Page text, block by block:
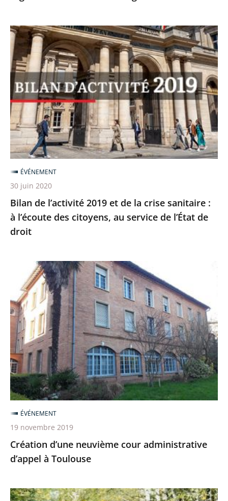
Bilan
de
l’activité
2019
et
de
la
crise
sanitaire
:
à
l’écoute
des
citoyens,
au
l’État
droit
Bilan de l’activité 2019 et de la crise sanitaire :
à l’écoute des citoyens, au service de l’État de
droit
ÉVÉNEMENT
30 juin 2020
Création
d’une
neuvième
cour
administrative
d’appel
à
Toulouse
Création d’une neuvième cour administrative
d’appel à Toulouse
ÉVÉNEMENT
19 novembre 2019
21